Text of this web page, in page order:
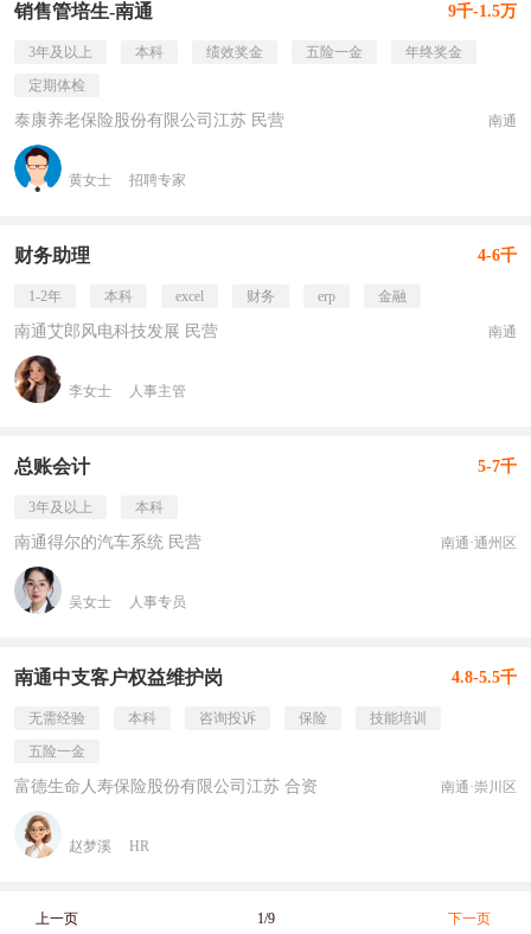
销售管培生-南通 9千-1.5万
3年及以上 本科 绩效奖金 五险一金
年终奖金
定期体检
泰康养老保险股份有限公司江苏 民营 南通
黄女士 招聘专家
财务助理 4-6千
1-2年 本科 excel 财务 erp 金融
南通艾郎风电科技发展 民营 南通
李女士 人事主管
总账会计 5-7千
3年及以上 本科
南通得尔的汽车系统 民营 南通·通州区
吴女士 人事专员
南通中支客户权益维护岗 4.8-5.5千
无需经验 本科 咨询投诉 保险
技能培训
五险一金
富德生命人寿保险股份有限公司江苏 合资 南通·崇川区
赵梦溪 HR
上一页 1/9 下一页